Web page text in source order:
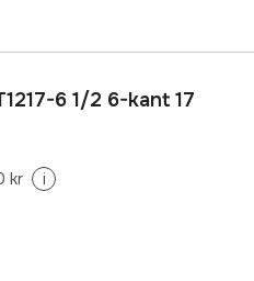
6 1/2 6-kant 17
kr i